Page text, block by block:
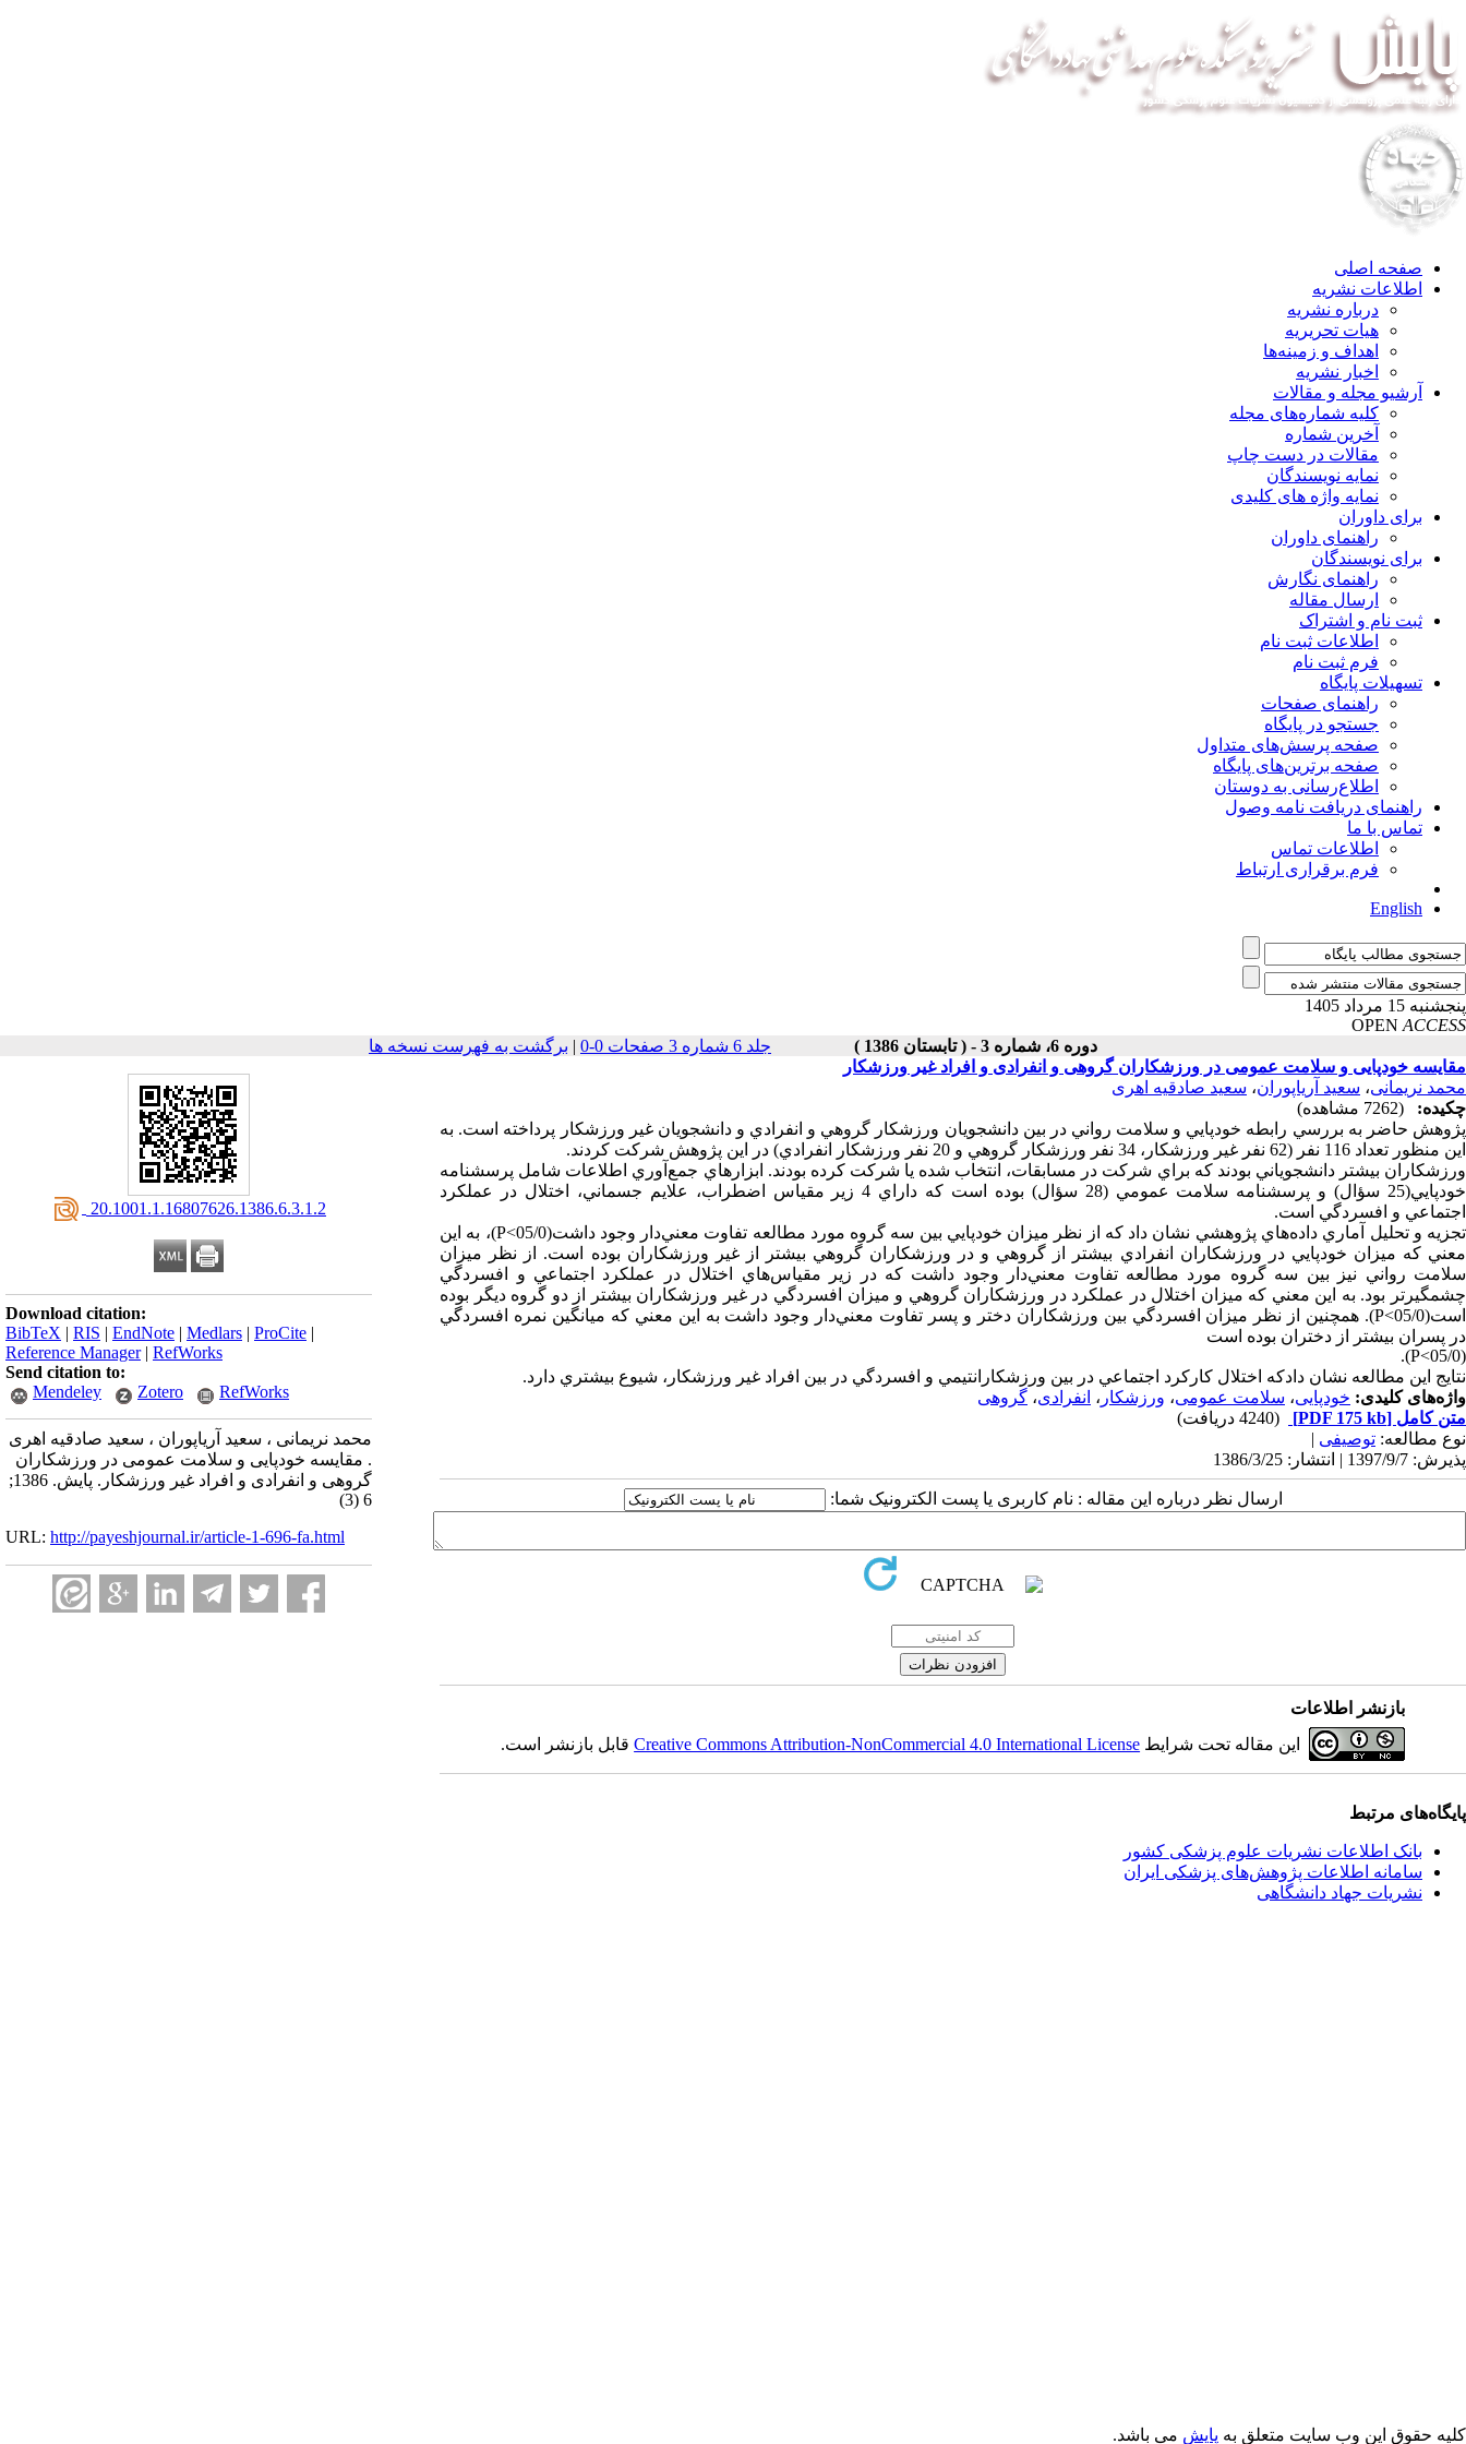
صفحه اصلی
اطلاعات نشریه
درباره نشریه
هیات تحریریه
اهداف و زمینه‌ها
اخبار نشریه
آرشیو مجله و مقالات
کلیه شماره‌های مجله
آخرین شماره
مقالات در دست چاپ
نمایه نویسندگان
نمایه واژه های کلیدی
برای داوران
راهنمای داوران
برای نویسندگان
راهنمای نگارش
ارسال مقاله
ثبت نام و اشتراک
اطلاعات ثبت نام
فرم ثبت نام
تسهیلات پایگاه
راهنمای صفحات
جستجو در پایگاه
صفحه پرسش‌های متداول
صفحه برترین‌های پایگاه
اطلاع‌رسانی به دوستان
راهنمای دریافت نامه وصول
تماس با ما
اطلاعات تماس
فرم برقراری ارتباط
English
پنجشنبه 15 مرداد 1405
OPEN ACCESS
دوره 6، شماره 3 - ( تابستان 1386 )
جلد 6 شماره 3 صفحات 0-0 | برگشت به فهرست نسخه ها
‎ 20.1001.1.16807626.1386.6.3.1.2
Download citation:
BibTeX | RIS | EndNote | Medlars | ProCite |
Reference Manager| RefWorks
Send citation to:
Mendeley
Zotero RefWorks
محمد نریمانی ، سعید آریاپوران ، سعید صادقیه اهری
. مقایسه خودپایی و سلامت عمومی در ورزشکاران
گروهی و انفرادی و افراد غیر ورزشکار. پایش. 1386;
6 (3)
URL: http://payeshjournal.ir/article-1-696-fa.html
مقایسه خودپایی و سلامت عمومی در ورزشکاران گروهی و انفرادی و افراد غیر ورزشکار
محمد نریمانی، سعید آریاپوران، سعید صادقیه اهری
چکیده:
(7262 مشاهده)
پژوهش حاضر به بررسي رابطه خودپايي و سلامت رواني در بين دانشجويان ورزشكار گروهي و انفرادي و دانشجويان غير ورزشكار پرداخته است. به
اين منظور تعداد 116 نفر (62 نفر غير ورزشكار، 34 نفر ورزشكار گروهي و 20 نفر ورزشكار انفرادي) در اين پژوهش شركت كردند.
ورزشكاران بيشتر دانشجوياني بودند كه براي شركت در مسابقات، انتخاب شده يا شركت كرده بودند. ابزارهاي جمع‌آوري اطلاعات شامل پرسشنامه
خودپايي(25 سؤال) و پرسشنامه سلامت عمومي (28 سؤال) بوده است كه داراي 4 زير مقياس اضطراب، علايم جسماني، اختلال در عملكرد
اجتماعي و افسردگي است.
تجزيه و تحليل آماري داده‌هاي پژوهشي نشان داد كه از نظر ميزان خودپايي بين سه گروه مورد مطالعه تفاوت معني‌دار وجود داشت(05/0>P)، به اين
معني كه ميزان خودپايي در ورزشكاران انفرادي بيشتر از گروهي و در ورزشكاران گروهي بيشتر از غير ورزشكاران بوده است. از نظر ميزان
سلامت رواني نيز بين سه گروه مورد مطالعه تفاوت معني‌دار وجود داشت كه در زير مقياس‌هاي اختلال در عملكرد اجتماعي و افسردگي
چشمگير‌تر بود. به اين معني كه ميزان اختلال در عملكرد در ورزشكاران گروهي و ميزان افسردگي در غير ورزشكاران بيشتر از دو گروه ديگر بوده
است(05/0>P). همچنين از نظر ميزان افسردگي بين ورزشكاران دختر و پسر تفاوت معني‌دار وجود داشت به اين معني كه ميانگين نمره افسردگي
در پسران بيشتر از دختران بوده است
(05/0>P).
نتايج اين مطالعه نشان دادكه اختلال كاركرد اجتماعي در بين ورزشكارانتيمي و افسردگي در بين افراد غير ورزشكار، شيوع بيشتري دارد.
واژه‌های کلیدی: خودپایی، سلامت عمومی، ورزشکار ، انفرادی، گروهی
متن کامل [PDF 175 kb]
(4240 دریافت)
نوع مطالعه: توصیفی |
پذیرش: 1397/9/7 | انتشار: 1386/3/25
ارسال نظر درباره این مقاله : نام کاربری یا پست الکترونیک شما:
بازنشر اطلاعات
این مقاله تحت شرایط Creative Commons Attribution-NonCommercial 4.0 International Licenseقابل بازنشر است.
پایگاه‌های مرتبط
بانک اطلاعات نشریات علوم پزشکی کشور
سامانه اطلاعات پژوهش‌های پزشکی ایران
نشریات جهاد دانشگاهی
کلیه حقوق این وب سایت متعلق به پایش می باشد.